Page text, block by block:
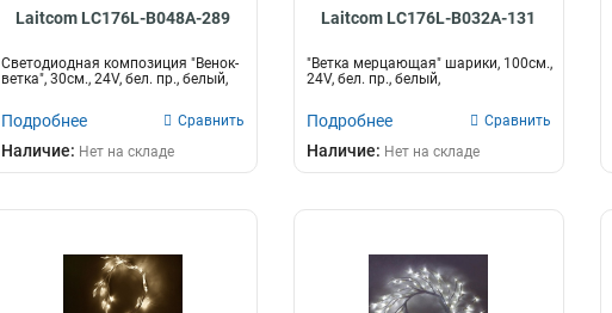
Laitcom LC176L-B048A-289
Светодиодная композиция "Венок-
ветка", 30см., 24V, бел. пр., белый,
Подробнее Сравнить
Наличие: Нет на складе
Laitcom LC176L-B032A-131
"Ветка мерцающая" шарики, 100см.,
24V, бел. пр., белый,
Подробнее Сравнить
Наличие: Нет на складе